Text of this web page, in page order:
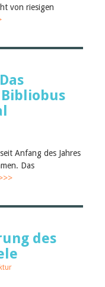
von riesigen
Anfang des Jahres
Das
des